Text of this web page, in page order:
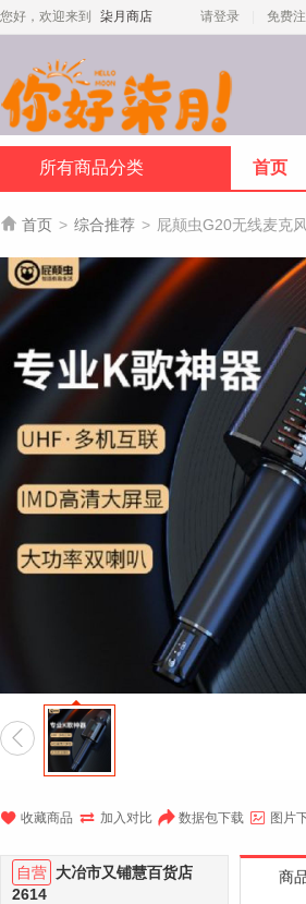
您好，欢迎来到 柒月商店 请登录 免费
所有商品分类 首页
 首页 > 综合推荐 > 屁颠虫G20无线麦克

 收藏商品  加入对比  数据包下载  图片
商
自营 大冶市又铺慧百货店
2614